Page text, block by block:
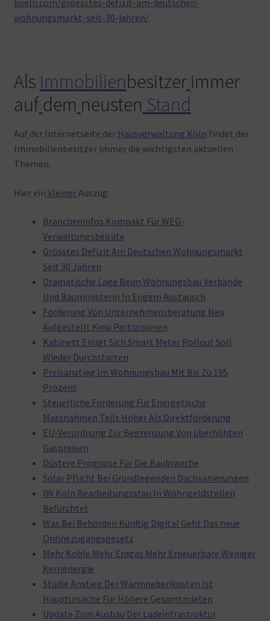
koeln.com/groesstes-defizit-am-deutschen-
wohnungsmarkt-seit-30-jahren/
Als Immobilienbesitzer immer
auf dem neusten Stand
Auf der Internetseite der Hausverwaltung Köln findet der
Immobilienbesitzer immer die wichtigsten aktuellen
Themen.
Hier ein kleiner Auszug:
Brancheninfos Kompakt Für WEG-
Verwaltungsbeiräte
Grösstes Defizit Am Deutschen Wohnungsmarkt
Seit 30 Jahren
Dramatische Lage Beim Wohnungsbau Verbände
Und Bauministerin In Engem Austausch
Förderung Von Unternehmensberatung Neu
Aufgestellt Kmu Partizipieren
Kabinett Einigt Sich Smart Meter Rollout Soll
Wieder Durchstarten
Preisanstieg Im Wohnungsbau Mit Bis Zu 195
Prozent
Steuerliche Förderung Für Energetische
Massnahmen Teils Höher Als Direktförderung
EU-Verordnung Zur Begrenzung Von überhöhten
Gaspreisen
Düstere Prognose Für Die Baubranche
Solar Pflicht Bei Grundlegenden Dachsanierungen
IW Köln Bearbeitungsstau In Wohngeldstellen
Befürchtet
Was Bei Behörden Künftig Digital Geht Das neue
Onlinezugangsgesetz
Mehr Kohle Mehr Erdgas Mehr Erneuerbare Weniger
Kernenergie
Studie Anstieg Der Warmnebenkosten Ist
Hauptursache Für Höhere Gesamtmieten
Update Zum Ausbau Der Ladeinfrastruktur